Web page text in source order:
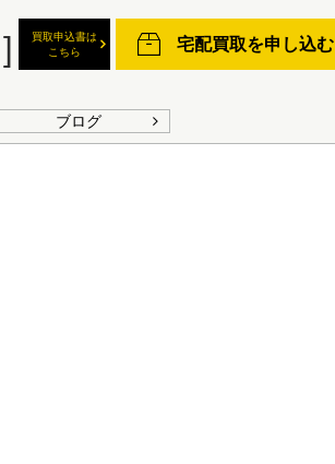
宅配買取を申し込む
買取申込書は
こちら
ブログ